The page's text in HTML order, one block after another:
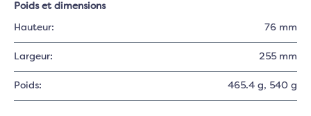
Poids et dimensions
Hauteur: 76 mm
Largeur: 255 mm
Poids: 465.4 g, 540 g